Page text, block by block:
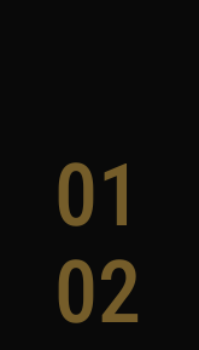
01
02